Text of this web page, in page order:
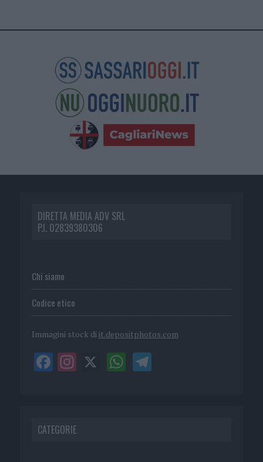
DIRETTA MEDIA ADV SRL
P.I. 02839380306
Chi siamo
Codice etico
Immagini stock di it.depositphotos.com
CATEGORIE